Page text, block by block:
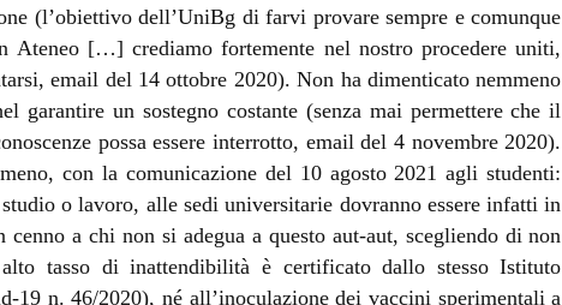
(l’obiettivo dell’UniBg di farvi provare sempre e comunque
Ateneo […] crediamo fortemente nel nostro procedere uniti,
email del 14 ottobre 2020). Non ha dimenticato nemmeno
garantire un sostegno costante (senza mai permettere che il
possa essere interrotto, email del 4 novembre 2020).
con la comunicazione del 10 agosto 2021 agli studenti:
o lavoro, alle sedi universitarie dovranno essere infatti in
cenno a chi non si adegua a questo aut-aut, scegliendo di non
tasso di inattendibilità è certificato dallo stesso Istituto
19 n. 46/2020), né all’inoculazione dei vaccini sperimentali a